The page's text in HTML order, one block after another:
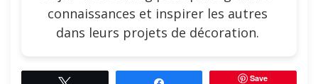
connaissances et inspirer les autres
dans leurs projets de décoration.
Save